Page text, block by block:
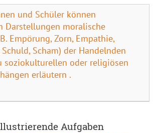
und Schüler können
Darstellungen moralische
Empörung, Zorn, Empathie,
Scham) der Handelnden
soziokulturellen oder religiösen
erläutern .
Aufgaben